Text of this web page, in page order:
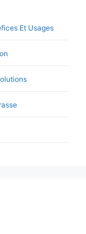
Et Usages